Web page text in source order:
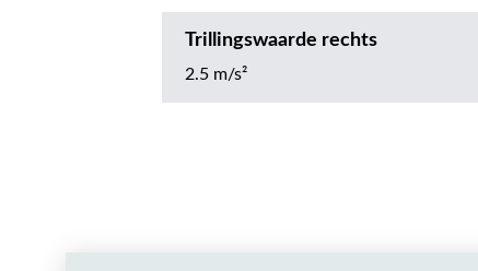
Trillingswaarde rechts
2.5 m/s²